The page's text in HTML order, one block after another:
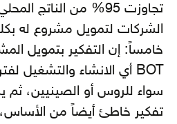
تجاوزت 95% من الناتج
الشركات لتمويل مشروع له بكلفة 10 مليارات
خامساً: إن التفكير بتمويل
سواء للروس أو الصينيين، ثم
تفكير خاطئ أيضاً من الأساس،